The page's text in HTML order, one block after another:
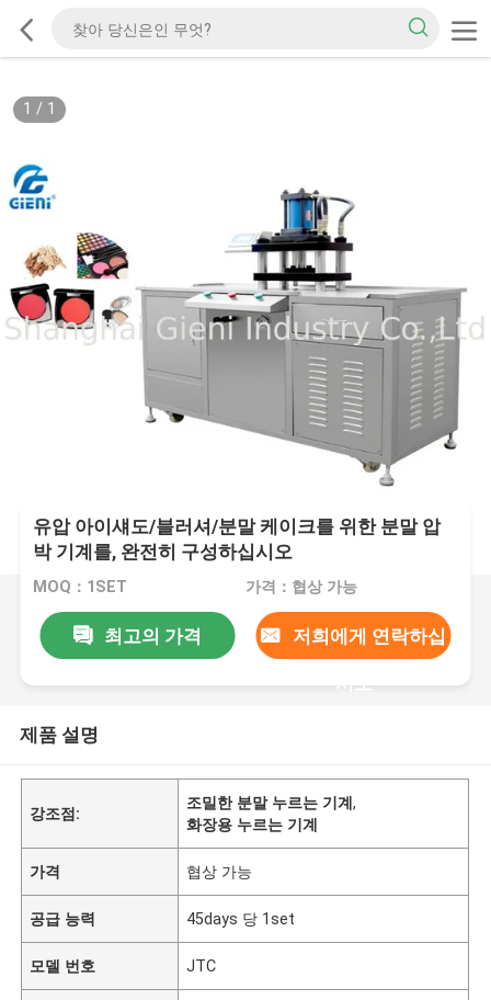
1 / 1
유압 아이섀도/블러셔/분말 케이크를 위한 분말 압
박 기계를, 완전히 구성하십시오
MOQ：1SET 가격：협상 가능
최고의 가격 저희에게 연락하십
시오
제품 설명
강조점:
조밀한 분말 누르는 기계,
화장용 누르는 기계
가격 협상 가능
공급 능력 45days 당 1set
모델 번호 JTC